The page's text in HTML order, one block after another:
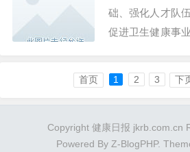
础、强化人才队
促进卫生健康事
首页 1 2 3 下
Copyright 健康日报 jkrb.com.cn
Powered By Z-BlogPHP.